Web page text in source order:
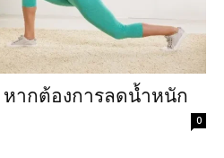
หากต้องการลดน้ำหนัก
0